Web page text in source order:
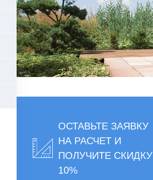
ОСТАВЬТЕ ЗАЯВКУ
НА РАСЧЕТ И
ПОЛУЧИТЕ СКИДКУ
10%